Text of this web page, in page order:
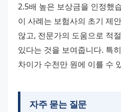
2.5배 높은 보상금을 인정했
이 사례는 보험사의 초기 제
않고, 전문가의 도움으로 적
있다는 것을 보여줍니다. 특
차이가 수천만 원에 이를 수
자주 묻는 질문